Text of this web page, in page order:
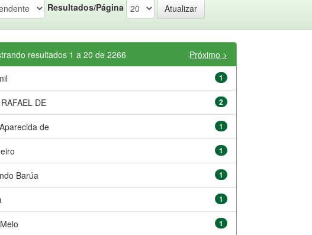
Resultados/Página
resultados 1 a 20 de 2266
Próximo >
1
DE 2
de 1
1
Barúa 1
1
1